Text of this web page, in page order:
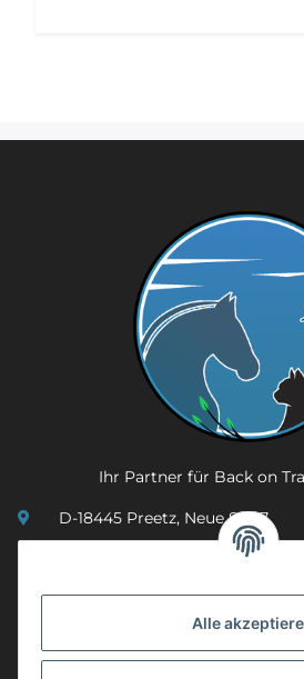
Alle
Ihr Partner für Back on
D-18445 Preetz, Neue Str. 7
info@mobility-in-harmony.de
Informationen